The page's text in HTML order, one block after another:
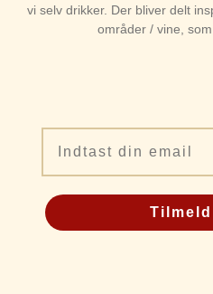
vi selv drikker. Der bliver delt
områder / vine,